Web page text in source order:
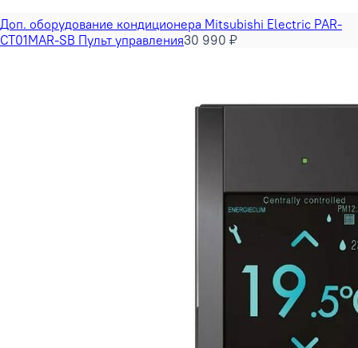
Доп. оборудование кондиционера Mitsubishi Electric PAR-
CT01MAR-SB Пульт управления30 990 ₽